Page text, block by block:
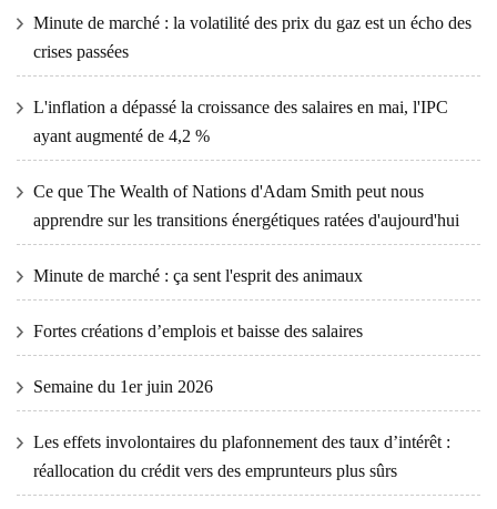
Minute de marché : la volatilité des prix du gaz est un écho des
crises passées
L'inflation a dépassé la croissance des salaires en mai, l'IPC
ayant augmenté de 4,2 %
Ce que The Wealth of Nations d'Adam Smith peut nous
apprendre sur les transitions énergétiques ratées d'aujourd'hui
Minute de marché : ça sent l'esprit des animaux
Fortes créations d’emplois et baisse des salaires
Semaine du 1er juin 2026
Les effets involontaires du plafonnement des taux d’intérêt :
réallocation du crédit vers des emprunteurs plus sûrs